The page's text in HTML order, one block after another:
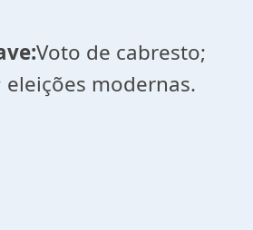
Voto de cabresto;
modernas.